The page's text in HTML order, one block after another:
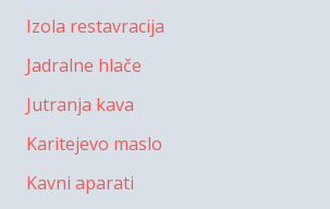
Izola restavracija
Jadralne hlače
Jutranja kava
Karitejevo maslo
Kavni aparati